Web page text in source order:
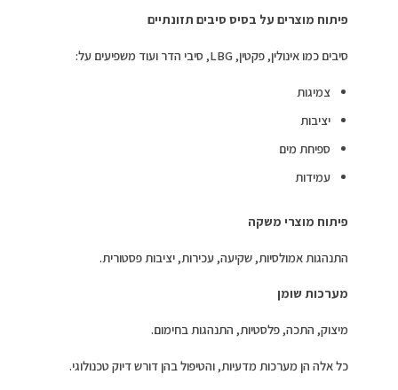
פיתוח מוצרים על בסיס סיבים תזונתיים
סיבים כמו אינולין, פקטין, LBG, סיבי הדר ועוד משפיעים על:
צמיגות
יציבות
ספיחת מים
עמידות
פיתוח מוצרי משקה
התנהגות אמולסיות, שקיעה, עכירות, יציבות פסטורית.
מערכות שומן
מיצוק, התכה, פלסטיות, התנהגות בחימום.
כל אלה הן מערכות מדעיות, והטיפול בהן דורש דיוק טכנולוגי.